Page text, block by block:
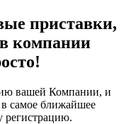
приставки,
компании
вашей Компании, и
самое ближайшее
регистрацию.